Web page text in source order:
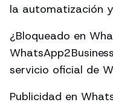
la automatización
¿Bloqueado en
servicio oficial de
Publicidad en